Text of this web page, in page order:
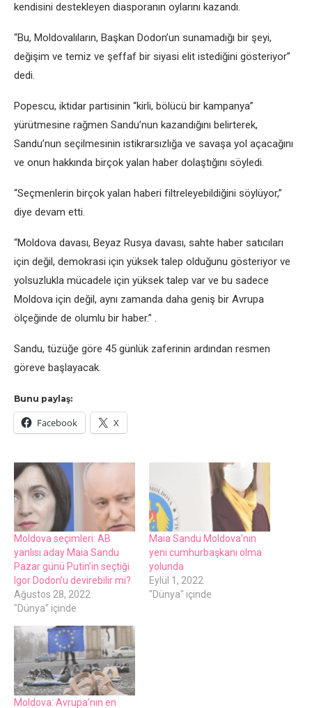
kendisini destekleyen diasporanın oylarını kazandı.
“Bu, Moldovalıların, Başkan Dodon’un sunamadığı bir şeyi,
değişim ve temiz ve şeffaf bir siyasi elit istediğini gösteriyor”
dedi.
Popescu, iktidar partisinin “kirli, bölücü bir kampanya”
yürütmesine rağmen Sandu’nun kazandığını belirterek,
Sandu’nun seçilmesinin istikrarsızlığa ve savaşa yol açacağını
ve onun hakkında birçok yalan haber dolaştığını söyledi.
“Seçmenlerin birçok yalan haberi filtreleyebildiğini söylüyor,”
diye devam etti.
“Moldova davası, Beyaz Rusya davası, sahte haber satıcıları
için değil, demokrasi için yüksek talep olduğunu gösteriyor ve
yolsuzlukla mücadele için yüksek talep var ve bu sadece
Moldova için değil, aynı zamanda daha geniş bir Avrupa
ölçeğinde de olumlu bir haber.” .
Sandu, tüzüğe göre 45 günlük zaferinin ardından resmen
göreve başlayacak.
Bunu paylaş:
Facebook X
Moldova seçimleri: AB
yanlısı aday Maia Sandu
Pazar günü Putin’in seçtiği
Igor Dodon’u devirebilir mi?
Ağustos 28, 2022
"Dünya" içinde
Maia Sandu Moldova’nın
yeni cumhurbaşkanı olma
yolunda
Eylül 1, 2022
"Dünya" içinde
Moldova: Avrupa’nın en